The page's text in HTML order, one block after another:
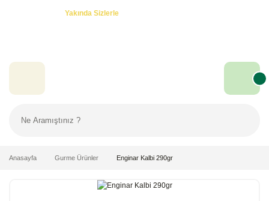
Yakında Sizlerle
Anasayfa Gurme Ürünler Enginar Kalbi 290gr